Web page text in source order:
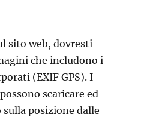
sito web, dovresti
che includono i
(EXIF GPS). I
scaricare ed
posizione dalle